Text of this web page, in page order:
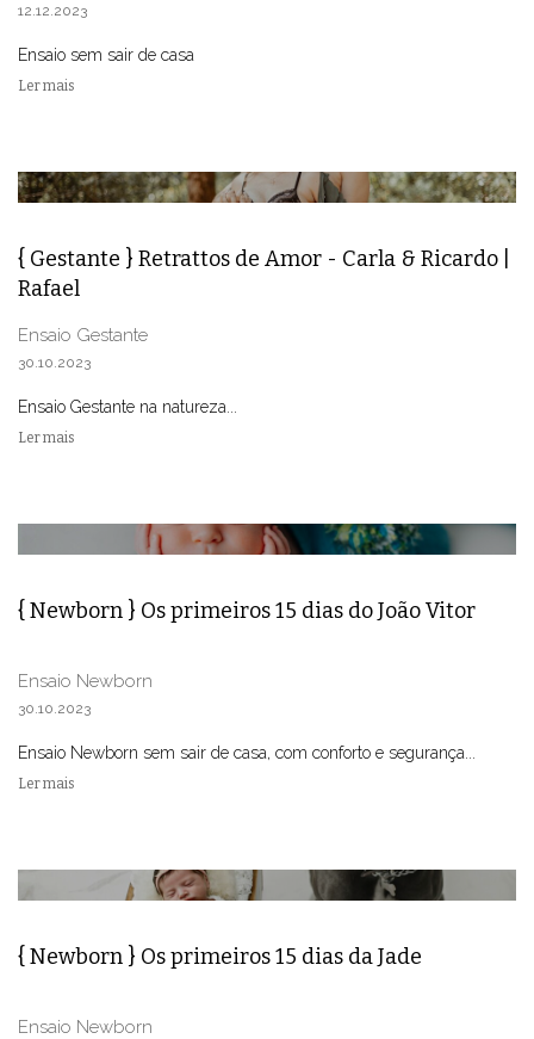
12.12.2023
Ensaio sem sair de casa
Ler mais
{ Gestante } Retrattos de Amor - Carla & Ricardo |
Rafael
Ensaio Gestante
30.10.2023
Ensaio Gestante na natureza...
Ler mais
{ Newborn } Os primeiros 15 dias do João Vitor
Ensaio Newborn
30.10.2023
Ensaio Newborn sem sair de casa, com conforto e segurança...
Ler mais
{ Newborn } Os primeiros 15 dias da Jade
Ensaio Newborn